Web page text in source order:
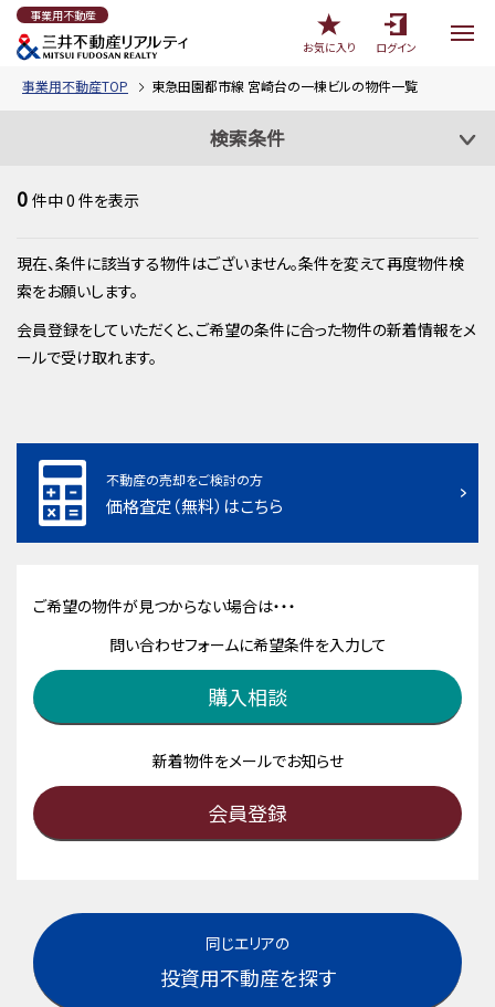
事業用不動産
お気に入り
ログイン
事業用不動産TOP 東急田園都市線 宮崎台の一棟ビルの物件一覧
検索条件
0 件中0 件を表示
現在、条件に該当する物件はございません。条件を変えて再度物件検
索をお願いします。
会員登録をしていただくと、ご希望の条件に合った物件の新着情報をメ
ールで受け取れます。
不動産の売却をご検討の方
価格査定（無料）はこちら
ご希望の物件が見つからない場合は・・・
問い合わせフォームに希望条件を入力して
購入相談
新着物件をメールでお知らせ
会員登録
同じエリアの
投資用不動産を探す